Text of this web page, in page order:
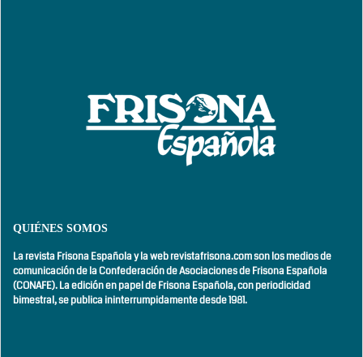
QUIÉNES SOMOS
La revista Frisona Española y la web revistafrisona.com son los medios de
comunicación de la Confederación de Asociaciones de Frisona Española
(CONAFE). La edición en papel de Frisona Española, conperiodicidad
bimestral,se publica ininterrumpidamente desde 1981.